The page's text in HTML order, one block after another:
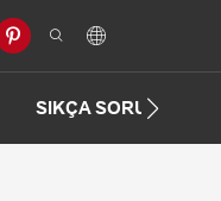
SIKÇA SORULAN